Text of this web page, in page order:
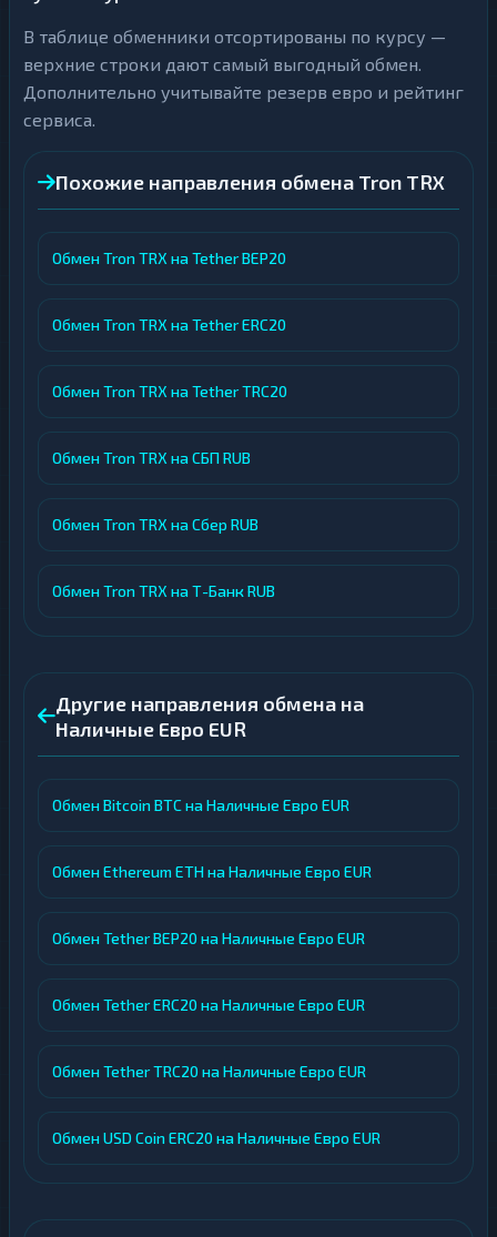
В таблице обменники отсортированы по курсу —
верхние строки дают самый выгодный обмен.
Дополнительно учитывайте резерв евро и рейтинг
сервиса.
Похожие направления обмена Tron TRX
Обмен Tron TRX на Tether BEP20
Обмен Tron TRX на Tether ERC20
Обмен Tron TRX на Tether TRC20
Обмен Tron TRX на СБП RUB
Обмен Tron TRX на Сбер RUB
Обмен Tron TRX на Т-Банк RUB
Другие направления обмена на
Наличные Евро EUR
Обмен Bitcoin BTC на Наличные Евро EUR
Обмен Ethereum ETH на Наличные Евро EUR
Обмен Tether BEP20 на Наличные Евро EUR
Обмен Tether ERC20 на Наличные Евро EUR
Обмен Tether TRC20 на Наличные Евро EUR
Обмен USD Coin ERC20 на Наличные Евро EUR